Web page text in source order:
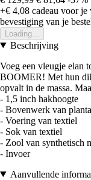
+€ 4,08 cadeau voor je
bevestiging van je
Loading...
Beschrijving
Voeg een vleugje elan
BOOMER! Met hun
opvalt in de massa.
- 1,5 inch hakhoogte
- Bovenwerk van
- Voering van textiel
- Sok van textiel
- Zool van synthetisch
- Invoer
Aanvullende